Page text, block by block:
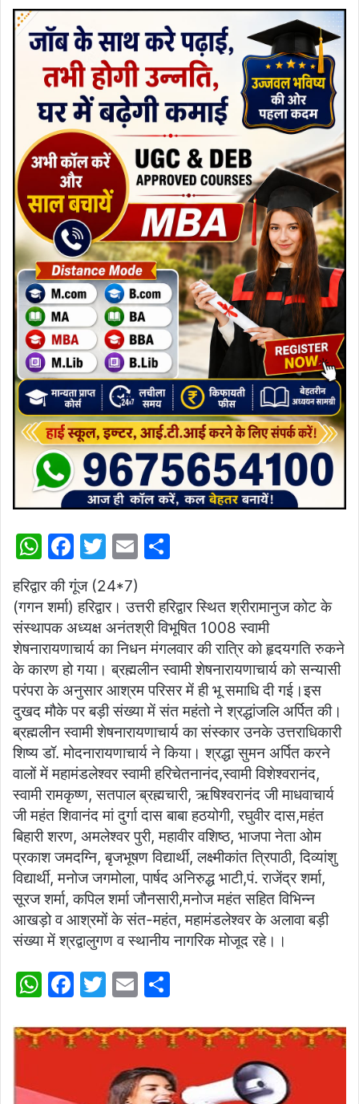
W
at
s
A
p
p
F
a
c
e
b
o
o
k
T
itt
er
E
ai
l
ar
e
हरिद्वार की गूंज (24*7)
(गगन शर्मा) हरिद्वार। उत्तरी हरिद्वार स्थित श्रीरामानुज कोट के
संस्थापक अध्यक्ष अनंतश्री विभूषित 1008 स्वामी
शेषनारायणाचार्य का निधन मंगलवार की रात्रि को हृदयगति रुकने
के कारण हो गया। ब्रह्मलीन स्वामी शेषनारायणाचार्य को सन्यासी
परंपरा के अनुसार आश्रम परिसर में ही भू समाधि दी गई।इस
दुखद मौके पर बड़ी संख्या में संत महंतो ने श्रद्धांजलि अर्पित की।
ब्रह्मलीन स्वामी शेषनारायणाचार्य का संस्कार उनके उत्तराधिकारी
शिष्य डॉ. मोदनारायणाचार्य ने किया। श्रद्धा सुमन अर्पित करने
वालों में महामंडलेश्वर स्वामी हरिचेतनानंद,स्वामी विशेश्वरानंद,
स्वामी रामकृष्ण, सतपाल ब्रह्मचारी, ऋषिश्वरानंद जी माधवाचार्य
जी महंत शिवानंद मां दुर्गा दास बाबा हठयोगी, रघुवीर दास,महंत
बिहारी शरण, अमलेश्वर पुरी, महावीर वशिष्ठ, भाजपा नेता ओम
प्रकाश जमदग्नि, बृजभूषण विद्यार्थी, लक्ष्मीकांत त्रिपाठी, दिव्यांशु
विद्यार्थी, मनोज जगमोला, पार्षद अनिरुद्ध भाटी,पं. राजेंद्र शर्मा,
सूरज शर्मा, कपिल शर्मा जौनसारी,मनोज महंत सहित विभिन्न
आखड़ो व आश्रमों के संत-महंत, महामंडलेश्वर के अलावा बड़ी
संख्या में श्रद्वालुगण व स्थानीय नागरिक मोजूद रहे।।
W
at
A
F
c
T
itt
er
E
ai
l
ar
e